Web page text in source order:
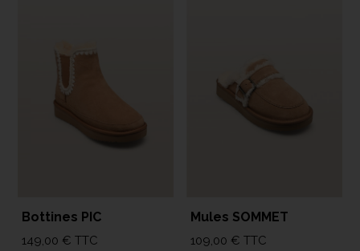
Bottines PIC
149,00€ TTC
Mules SOMMET
109,00€ TTC